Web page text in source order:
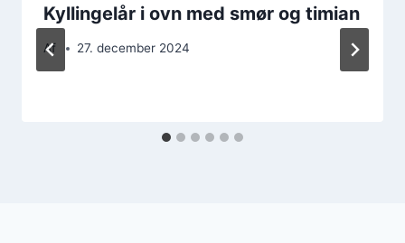
Kyllingelår i ovn med smør og timian
Af 27. december 2024